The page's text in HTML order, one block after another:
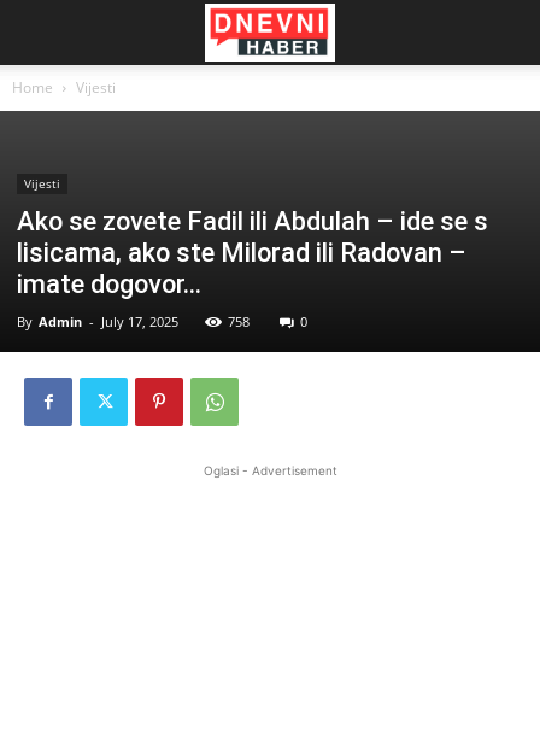
Home Vijesti
Vijesti
Ako se zovete Fadil ili Abdulah – ide se s
lisicama, ako ste Milorad ili Radovan –
imate dogovor…
By Admin - July 17, 2025 758 0
Oglasi - Advertisement